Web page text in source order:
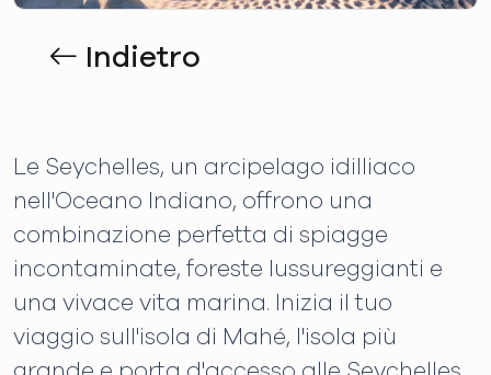
Indietro
Le Seychelles, un arcipelago idilliaco
nell'Oceano Indiano, offrono una
combinazione perfetta di spiagge
incontaminate, foreste lussureggianti e
una vivace vita marina. Inizia il tuo
viaggio sull'isola di Mahé, l'isola più